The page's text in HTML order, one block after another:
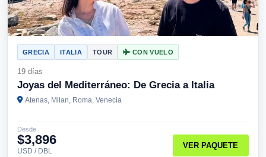
GRECIA ITALIA TOUR CON VUELO
19 días
Joyas del Mediterráneo: De Grecia a Italia
Atenas, Milan, Roma, Venecia
Desde
$3,896
USD / DBL
VER PAQUETE